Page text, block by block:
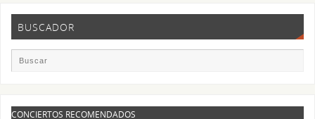
BUSCADOR
CONCIERTOS RECOMENDADOS